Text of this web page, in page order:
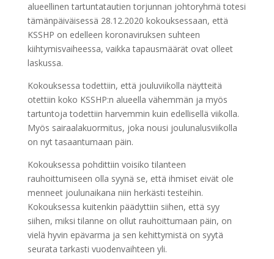
alueellinen tartuntatautien torjunnan johtoryhmä totesi
tämänpäiväisessä 28.12.2020 kokouksessaan, että
KSSHP on edelleen koronaviruksen suhteen
kiihtymisvaiheessa, vaikka tapausmäärät ovat olleet
laskussa.
Kokouksessa todettiin, että jouluviikolla näytteitä
otettiin koko KSSHP:n alueella vähemmän ja myös
tartuntoja todettiin harvemmin kuin edellisellä viikolla.
Myös sairaalakuormitus, joka nousi joulunalusviikolla
on nyt tasaantumaan päin.
Kokouksessa pohdittiin voisiko tilanteen
rauhoittumiseen olla syynä se, että ihmiset eivät ole
menneet joulunaikana niin herkästi testeihin.
Kokouksessa kuitenkin päädyttiin siihen, että syy
siihen, miksi tilanne on ollut rauhoittumaan päin, on
vielä hyvin epävarma ja sen kehittymistä on syytä
seurata tarkasti vuodenvaihteen yli.